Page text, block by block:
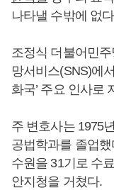
나타낼 수밖에 없
조정식 더불어민
망서비스(SNS)에
화국’ 주요 인사로
주 변호사는 1975
공법학과를 졸업
수원을 31기로 수
안지청을 거쳤다.